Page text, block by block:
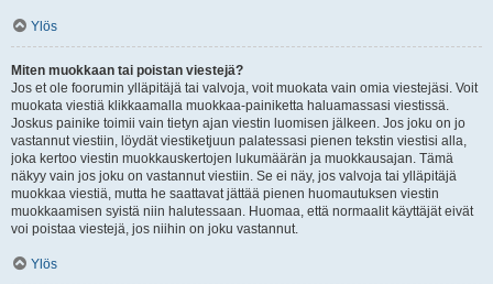
Ylös
Miten muokkaan tai poistan viestejä?
Jos et ole foorumin ylläpitäjä tai valvoja, voit muokata vain omia viestejäsi. Voit
muokata viestiä klikkaamalla muokkaa-painiketta haluamassasi viestissä.
Joskus painike toimii vain tietyn ajan viestin luomisen jälkeen. Jos joku on jo
vastannut viestiin, löydät viestiketjuun palatessasi pienen tekstin viestisi alla,
joka kertoo viestin muokkauskertojen lukumäärän ja muokkausajan. Tämä
näkyy vain jos joku on vastannut viestiin. Se ei näy, jos valvoja tai ylläpitäjä
muokkaa viestiä, mutta he saattavat jättää pienen huomautuksen viestin
muokkaamisen syistä niin halutessaan. Huomaa, että normaalit käyttäjät eivät
voi poistaa viestejä, jos niihin on joku vastannut.
Ylös